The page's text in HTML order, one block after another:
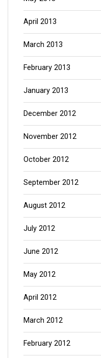
April 2013
March 2013
February 2013
January 2013
December 2012
November 2012
October 2012
September 2012
August 2012
July 2012
June 2012
May 2012
April 2012
March 2012
February 2012